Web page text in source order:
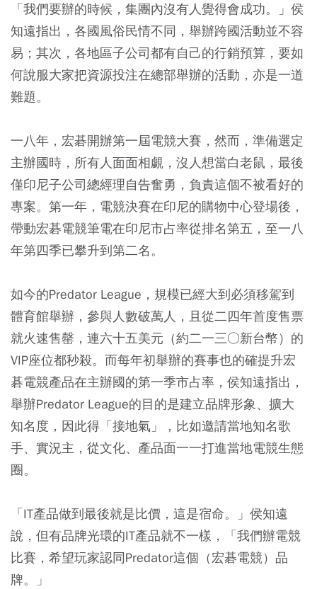
「我們要辦的時候，集團內沒有人覺得會成功。」侯
知遠指出，各國風俗民情不同，舉辦跨國活動並不容
易；其次，各地區子公司都有自己的行銷預算，要如
何說服大家把資源投注在總部舉辦的活動，亦是一道
難題。
一八年，宏碁開辦第一屆電競大賽，然而，準備選定
主辦國時，所有人面面相覷，沒人想當白老鼠，最後
僅印尼子公司總經理自告奮勇，負責這個不被看好的
專案。第一年，電競決賽在印尼的購物中心登場後，
帶動宏碁電競筆電在印尼市占率從排名第五，至一八
年第四季已攀升到第二名。
如今的Predator League，規模已經大到必須移駕到
體育館舉辦，參與人數破萬人，且從二四年首度售票
就火速售罄，連六十五美元（約二一三○新台幣）的
VIP座位都秒殺。而每年初舉辦的賽事也的確提升宏
碁電競產品在主辦國的第一季市占率，侯知遠指出，
舉辦Predator League的目的是建立品牌形象、擴大
知名度，因此得「接地氣」，比如邀請當地知名歌
手、實況主，從文化、產品面一一打進當地電競生態
圈。
「IT產品做到最後就是比價，這是宿命。」侯知遠
說，但有品牌光環的IT產品就不一樣，「我們辦電競
比賽，希望玩家認同Predator這個（宏碁電競）品
牌。」